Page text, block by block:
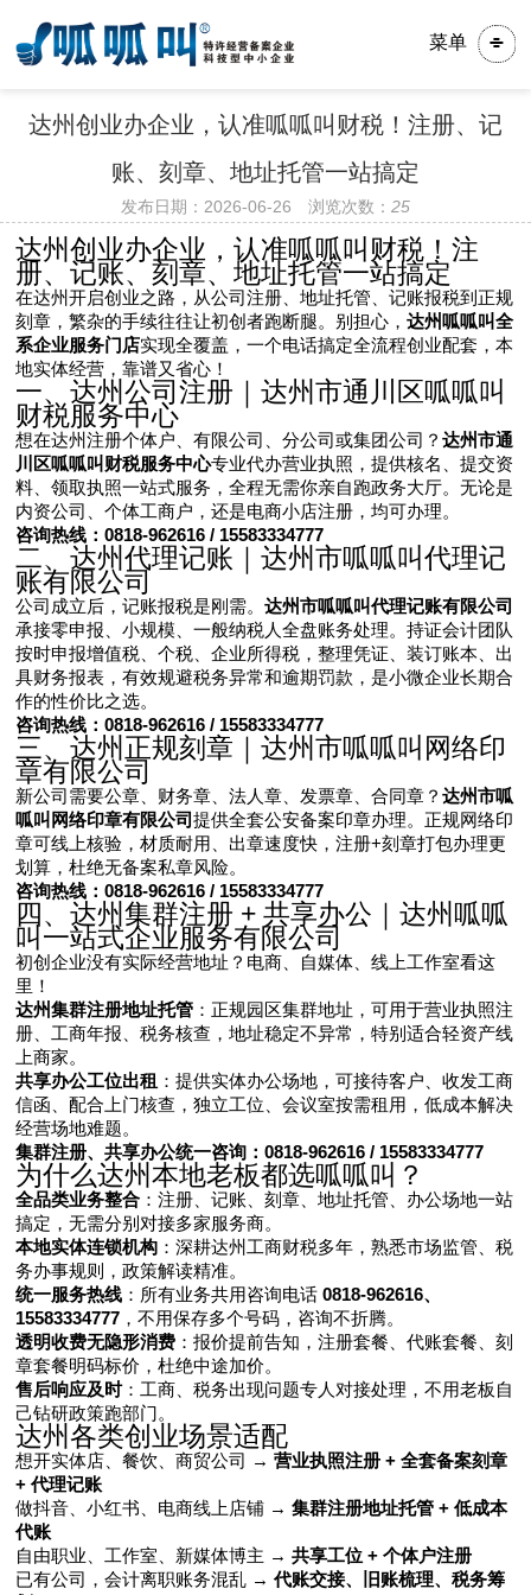
菜单
达州创业办企业，认准呱呱叫财税！注册、记
账、刻章、地址托管一站搞定
发布日期：2026-06-26 浏览次数： 25
达州创业办企业，认准呱呱叫财税！注
册、记账、刻章、地址托管一站搞定
在达州开启创业之路，从公司注册、地址托管、记账报税到正规
刻章，繁杂的手续往往让初创者跑断腿。别担心，达州呱呱叫全
系企业服务门店实现全覆盖，一个电话搞定全流程创业配套，本
地实体经营，靠谱又省心！
一、达州公司注册｜达州市通川区呱呱叫
财税服务中心
想在达州注册个体户、有限公司、分公司或集团公司？达州市通
川区呱呱叫财税服务中心专业代办营业执照，提供核名、提交资
料、领取执照一站式服务，全程无需你亲自跑政务大厅。无论是
内资公司、个体工商户，还是电商小店注册，均可办理。
咨询热线：0818-962616 / 15583334777
二、达州代理记账｜达州市呱呱叫代理记
账有限公司
公司成立后，记账报税是刚需。达州市呱呱叫代理记账有限公司
承接零申报、小规模、一般纳税人全盘账务处理。持证会计团队
按时申报增值税、个税、企业所得税，整理凭证、装订账本、出
具财务报表，有效规避税务异常和逾期罚款，是小微企业长期合
作的性价比之选。
咨询热线：0818-962616 / 15583334777
三、达州正规刻章｜达州市呱呱叫网络印
章有限公司
新公司需要公章、财务章、法人章、发票章、合同章？达州市呱
呱叫网络印章有限公司提供全套公安备案印章办理。正规网络印
章可线上核验，材质耐用、出章速度快，注册+刻章打包办理更
划算，杜绝无备案私章风险。
咨询热线：0818-962616 / 15583334777
四、达州集群注册 + 共享办公｜达州呱呱
叫一站式企业服务有限公司
初创企业没有实际经营地址？电商、自媒体、线上工作室看这
里！
达州集群注册地址托管 ：正规园区集群地址，可用于营业执照注
册、工商年报、税务核查，地址稳定不异常，特别适合轻资产线
上商家。
共享办公工位出租 ：提供实体办公场地，可接待客户、收发工商
信函、配合上门核查，独立工位、会议室按需租用，低成本解决
经营场地难题。
集群注册、共享办公统一咨询：0818-962616 / 15583334777
为什么达州本地老板都选呱呱叫？
全品类业务整合 ：注册、记账、刻章、地址托管、办公场地一站
搞定，无需分别对接多家服务商。
本地实体连锁机构 ：深耕达州工商财税多年，熟悉市场监管、税
务办事规则，政策解读精准。
统一服务热线 ：所有业务共用咨询电话0818-962616、
15583334777 ，不用保存多个号码，咨询不折腾。
透明收费无隐形消费 ：报价提前告知，注册套餐、代账套餐、刻
章套餐明码标价，杜绝中途加价。
售后响应及时：工商、税务出现问题专人对接处理，不用老板自
己钻研政策跑部门。
达州各类创业场景适配
想开实体店、餐饮、商贸公司 →营业执照注册 + 全套备案刻章
+ 代理记账
做抖音、小红书、电商线上店铺 →集群注册地址托管 + 低成本
代账
自由职业、工作室、新媒体博主 →共享工位 + 个体户注册
已有公司，会计离职账务混乱 →代账交接、旧账梳理、税务筹